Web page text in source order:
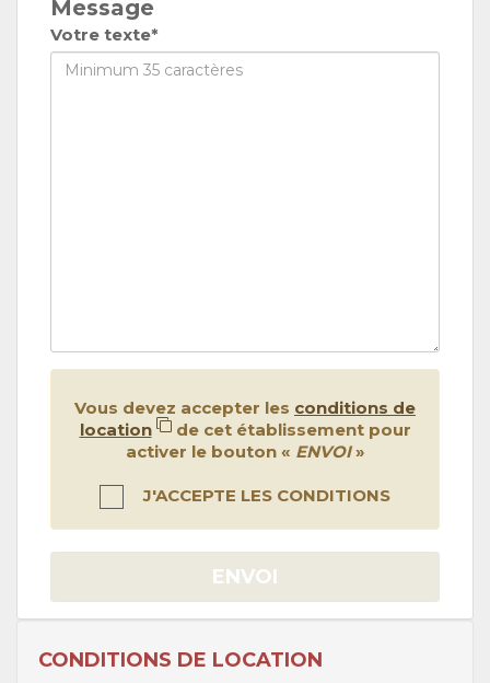
Message
Votre texte*
Vous devez accepter les conditions de
location
de cet établissement pour
activer le bouton « ENVOI»
J'ACCEPTE LES CONDITIONS
ENVOI
CONDITIONS DE LOCATION